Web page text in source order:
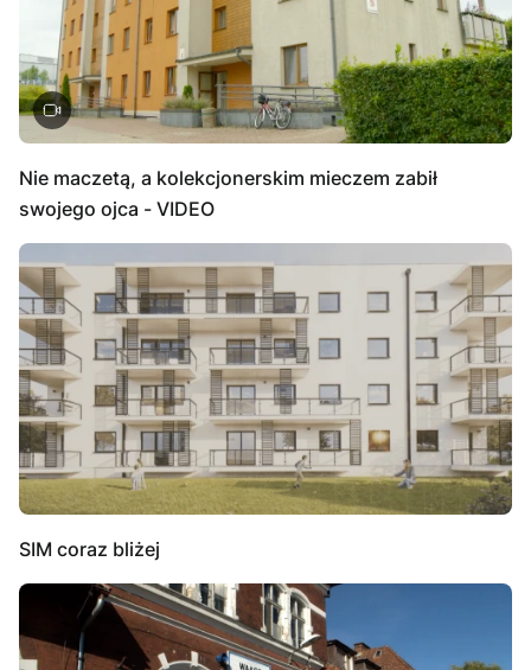
Nie maczetą, a kolekcjonerskim mieczem zabił
swojego ojca - VIDEO
SIM coraz bliżej